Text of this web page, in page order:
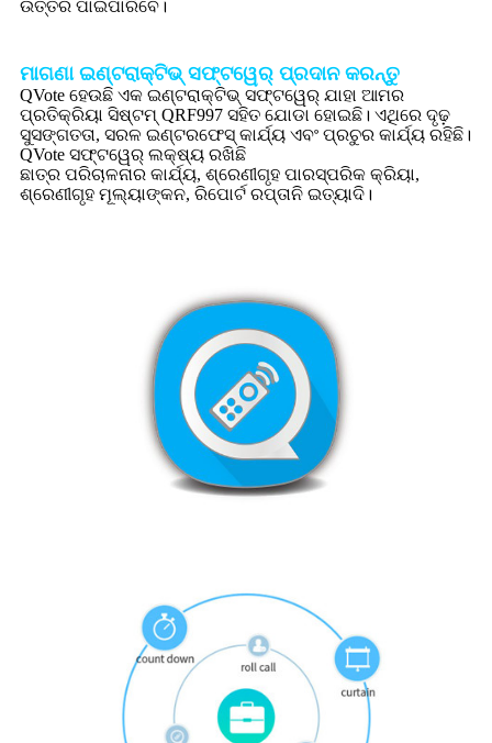
ଉତ୍ତର ପାଇପାରିବେ।
ମାଗଣା ଇଣ୍ଟରାକ୍ଟିଭ୍ ସଫ୍ଟୱେର୍ ପ୍ରଦାନ କରନ୍ତୁ
QVote ହେଉଛି ଏକ ଇଣ୍ଟରାକ୍ଟିଭ୍ ସଫ୍ଟୱେର୍ ଯାହା ଆମର
ପ୍ରତିକ୍ରିୟା ସିଷ୍ଟମ୍ QRF997 ସହିତ ଯୋଡା ହୋଇଛି। ଏଥିରେ ଦୃଢ଼
ସୁସଙ୍ଗତତା, ସରଳ ଇଣ୍ଟରଫେସ୍ କାର୍ଯ୍ୟ ଏବଂ ପ୍ରଚୁର କାର୍ଯ୍ୟ ରହିଛି।
QVote ସଫ୍ଟୱେର୍ ଲକ୍ଷ୍ୟ ରଖିଛି
ଛାତ୍ର ପରିଚାଳନାର କାର୍ଯ୍ୟ, ଶ୍ରେଣୀଗୃହ ପାରସ୍ପରିକ କ୍ରିୟା,
ଶ୍ରେଣୀଗୃହ ମୂଲ୍ୟାଙ୍କନ, ରିପୋର୍ଟ ରପ୍ତାନି ଇତ୍ୟାଦି।